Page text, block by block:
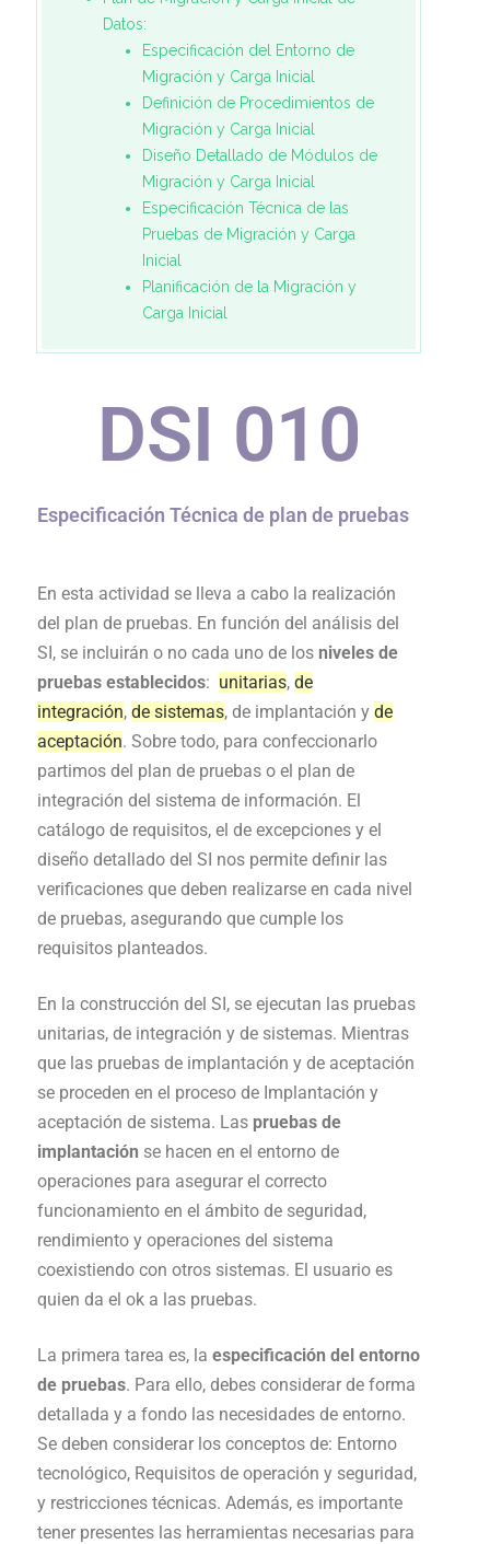
Datos:
Especificación del Entorno de
Migración y Carga Inicial
Definición de Procedimientos de
Migración y Carga Inicial
Diseño Detallado de Módulos de
Migración y Carga Inicial
Especificación Técnica de las
Pruebas de Migración y Carga
Inicial
Planificación de la Migración y
Carga Inicial
DSI 010
Especificación Técnica de plan de pruebas
En esta actividad se lleva a cabo la realización
del plan de pruebas. En función del análisis del
SI, se incluirán o no cada uno de los niveles de
pruebas establecidos: unitarias, de
integración, de sistemas, de implantación y de
aceptación. Sobre todo, para confeccionarlo
partimos del plan de pruebas o el plan de
integración del sistema de información. El
catálogo de requisitos, el de excepciones y el
diseño detallado del SI nos permite definir las
verificaciones que deben realizarse en cada nivel
de pruebas, asegurando que cumple los
requisitos planteados.
En la construcción del SI, se ejecutan las pruebas
unitarias, de integración y de sistemas. Mientras
que las pruebas de implantación y de aceptación
se proceden en el proceso de Implantación y
aceptación de sistema. Las pruebas de
implantación se hacen en el entorno de
operaciones para asegurar el correcto
funcionamiento en el ámbito de seguridad,
rendimiento y operaciones del sistema
coexistiendo con otros sistemas. El usuario es
quien da el ok a las pruebas.
La primera tarea es, la especificación del entorno
de pruebas. Para ello, debes considerar de forma
detallada y a fondo las necesidades de entorno.
Se deben considerar los conceptos de: Entorno
tecnológico, Requisitos de operación y seguridad,
y restricciones técnicas. Además, es importante
tener presentes las herramientas necesarias para